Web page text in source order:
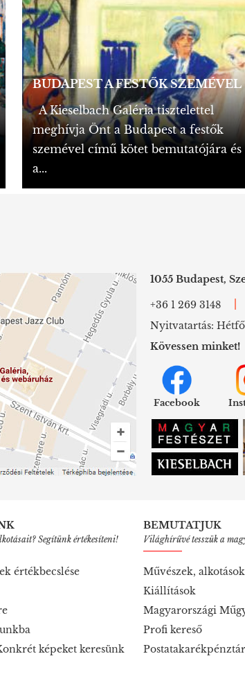
BUDAPEST A FESTŐK SZEMÉVEL
A Kieselbach Galéria tisztelettel
meghívja Önt a Budapest a festők
szemével című kötet bemutatójára és
a...
1055 Budapest,
+36 1 269 3148
Nyitvatartás:
Kövessen minket!
Facebook
Segítünk értékesíteni!
értékbecslése
képeket keresünk
BEMUTATJUK
Világhírűvé tesszük a
Művészek, alkotások
Kiállítások
Magyarországi
Profi kereső
Postatakarékpénztár